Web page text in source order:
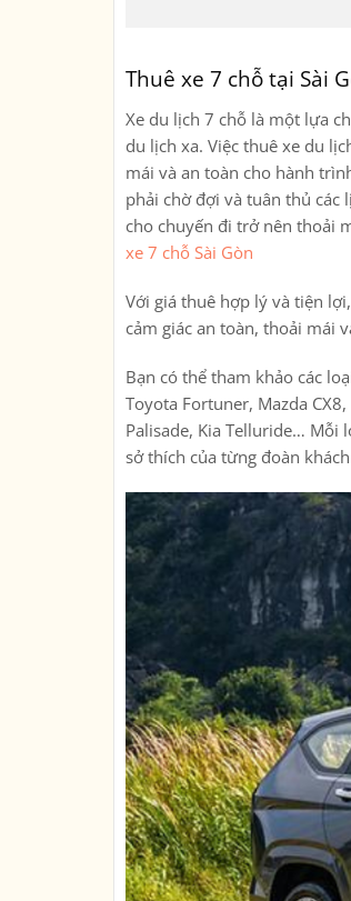
Thuê xe 7 chỗ tại Sài
Xe du lịch 7 chỗ là một lựa
du lịch xa. Việc thuê xe du
mái và an toàn cho hành
phải chờ đợi và tuân thủ các
cho chuyến đi trở nên thoải
xe 7 chỗ Sài Gòn
Với giá thuê hợp lý và tiện
cảm giác an toàn, thoải mái
Bạn có thể tham khảo các
Toyota Fortuner, Mazda
Palisade, Kia Telluride… Mỗi
sở thích của từng đoàn